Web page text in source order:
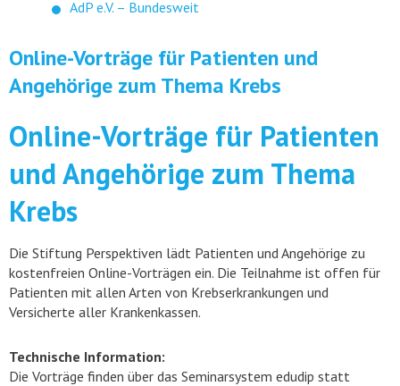
AdP e.V. – Bundesweit
Online-Vorträge für Patienten und
Angehörige zum Thema Krebs
Online-Vorträge für Patienten
und Angehörige zum Thema
Krebs
Die Stiftung Perspektiven lädt Patienten und Angehörige zu
kostenfreien Online-Vorträgen ein. Die Teilnahme ist offen für
Patienten mit allen Arten von Krebserkrankungen und
Versicherte aller Krankenkassen.
Technische Information:
Die Vorträge finden über das Seminarsystem edudip statt